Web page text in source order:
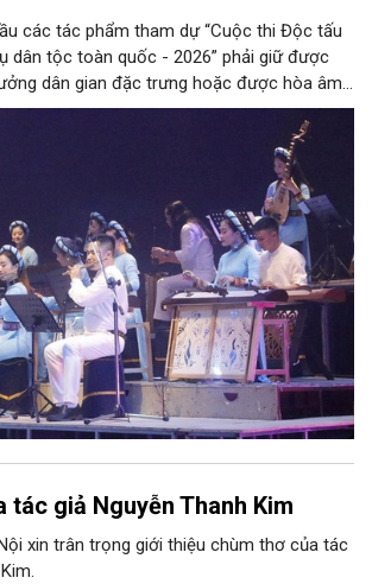
các tác phẩm tham dự “Cuộc thi Độc tấu
dân tộc toàn quốc - 2026” phải giữ được
dân gian đặc trưng hoặc được hòa âm,
tảng làn điệu âm nhạc truyền thống Việt
được trình diễn trực tiếp bằng nhạc cụ dân
tác giả Nguyễn Thanh Kim
xin trân trọng giới thiệu chùm thơ của tác